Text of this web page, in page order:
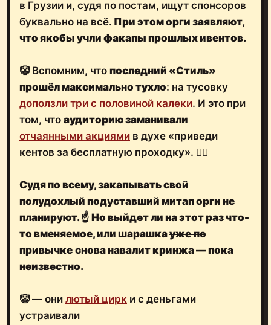
в Грузии и, судя по постам, ищут спонсоров
буквально на всё. При этом орги заявляют,
что якобы учли факапы прошлых ивентов.
🤡 Вспомним, что последний «Стиль»
прошёл максимально тухло: на тусовку
доползли три с половиной калеки. И это при
том, что аудиторию заманивали
отчаянными акциями в духе «приведи
кентов за бесплатную проходку». 🤦‍♂️
Судя по всему,закапывать свой
полудохлыйподуставший митап орги не
планируют. ☝️ Но выйдет ли на этот раз что-
то вменяемое, или шарашкауже по
привычке снова навалит кринжа— пока
неизвестно.
🤡 — они лютый цирк и с деньгами
устраивали